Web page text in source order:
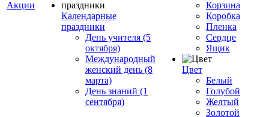
Акции
Календарные
праздники
День учителя (5
октября)
Международный
женский день (8
марта)
День знаний (1
сентября)
Корзина
Коробка
Пленка
Сердце
Ящик
Цвет
Белый
Голубой
Желтый
Золотой